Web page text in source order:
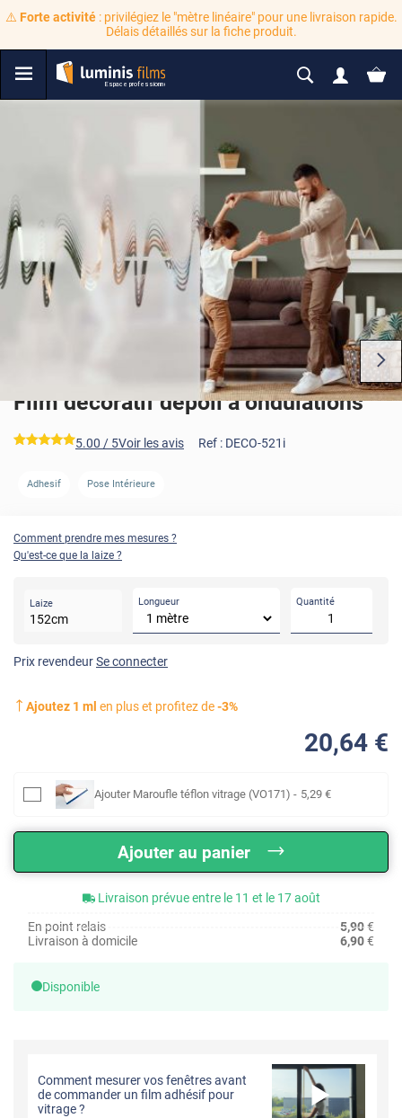
⚠️ Forte activité: privilégiez le "mètre linéaire" pour une livraison rapide.
Délais détaillés sur la fiche produit.
Film décoratif dépoli à ondulations
*****
5.00 / 5Voir les avis Ref : DECO-521i
Adhesif Pose Intérieure
Comment prendre mes mesures ?
Qu'est-ce que la laize ?
Laize
152cm
Longueur Quantité
Prix revendeurSe connecter
Ajoutez 1 ml en plus et profitez de-3%
20,64 €
Ajouter Maroufle téflon vitrage (VO171) - 5,29 €
Ajouter au panier
Livraison prévue entre le 11 et le 17 août
En point relais
5,90€
Livraison à domicile
6,90€
Disponible
Comment mesurer vos fenêtres avant
de commander un film adhésif pour
vitrage ?